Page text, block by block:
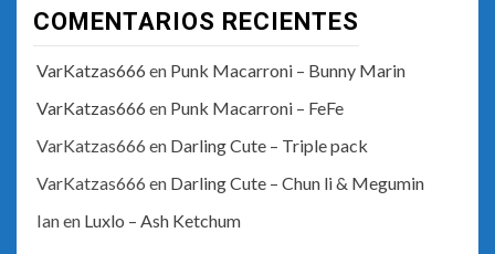
COMENTARIOS RECIENTES
VarKatzas666 en Punk Macarroni – Bunny Marin
VarKatzas666 en Punk Macarroni – FeFe
VarKatzas666 en Darling Cute – Triple pack
VarKatzas666 en Darling Cute – Chun li & Megumin
Ianen Luxlo – Ash Ketchum